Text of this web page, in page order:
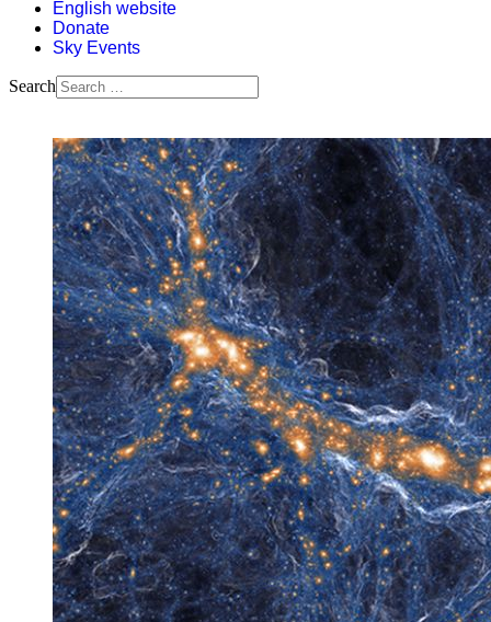
English website
Donate
Sky Events
Search